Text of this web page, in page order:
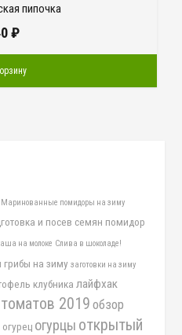
пипочка
₽
Маринованные помидоры на зиму
и посев семян помидор
на молоке Слива в шоколаде!
грибы на зиму заготовки на зиму
клубника лайфхак
2019обзор
огурец огурцы открытый